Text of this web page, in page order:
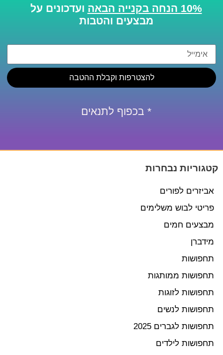
10% הנחה בקנייה הבאה
ועדכונים על
מבצעים והטבות
להצטרפות וקבלת ההטבה
* בכפוף לתנאים
קטגוריות נבחרות
אביזרים לפורים
פריטי לבוש משלימים
מבצעים חמים
מידברן
תחפושות
תחפושות ממותגות
תחפושות לזוגות
תחפושות לנשים
תחפושות לגברים 2025
תחפושות לילדים